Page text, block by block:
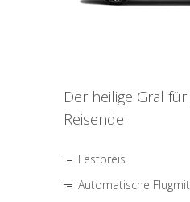
Der heilige Gral
Reisende
Festpreis
Automatische